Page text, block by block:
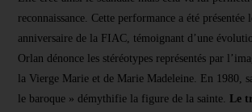
reconnaissance. Cette performance a été présentée
anniversaire de la FIAC, témoignant d’une
Orlan dénonce les stéréotypes représentés par
la Vierge Marie et de Marie Madeleine. En 1980,
le baroque » démythifie la figure de la sainte.
Le